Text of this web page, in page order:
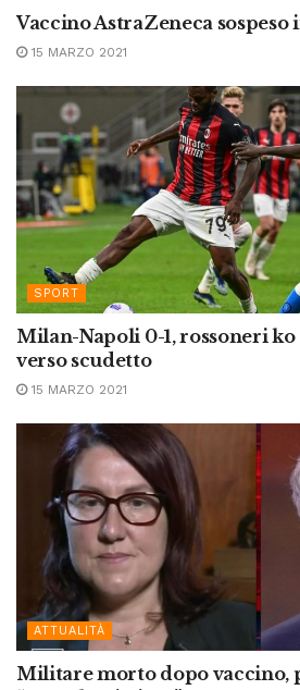
Vaccino AstraZeneca sospeso
15 MARZO 2021
SPORT
Milan-Napoli 0-1, rossoneri ko
verso scudetto
15 MARZO 2021
ATTUALITÀ
Militare morto dopo vaccino,